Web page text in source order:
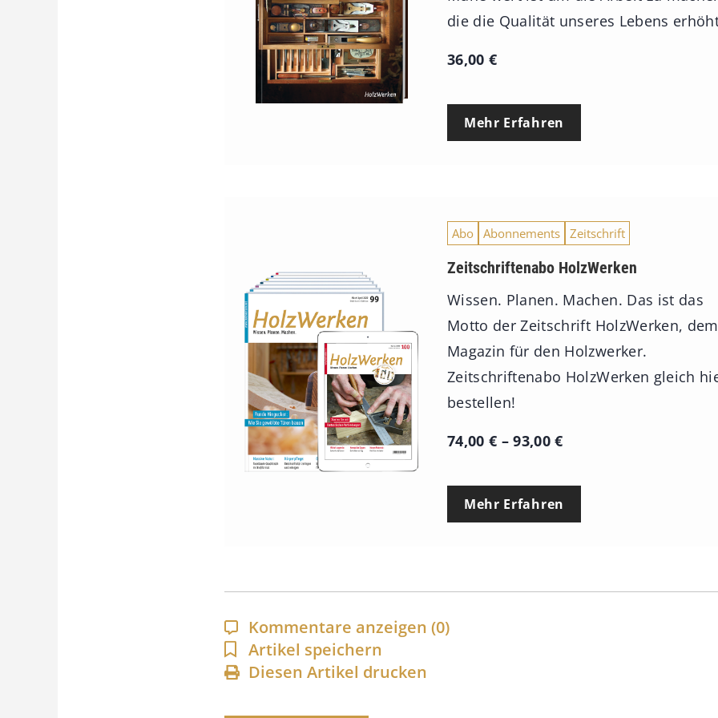
die die Qualität unseres Lebens
36,00 €
Mehr Erfahren
Abo Abonnements Zeitschrift
Zeitschriftenabo HolzWerken
Wissen. Planen. Machen. Das ist das
Motto der Zeitschrift HolzWerken, dem
Magazin für den Holzwerker.
Zeitschriftenabo HolzWerken gleich
bestellen!
74,00 € –93,00€P
e
p
Mehr Erfahren
Kommentare anzeigen (0)
Artikel speichern
Diesen Artikel drucken